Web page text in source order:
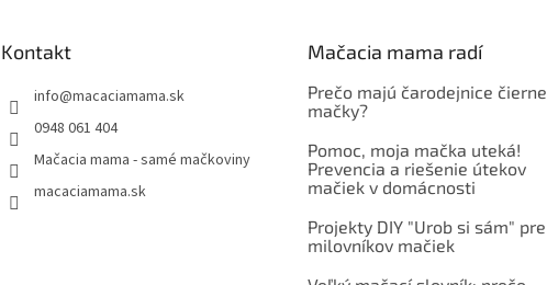
Kontakt
info@macaciamama.sk
0948 061 404
Mačacia mama - samé mačkoviny
macaciamama.sk
Mačacia mama radí
Prečo majú čarodejnice čierne
mačky?
Pomoc, moja mačka uteká!
Prevencia a riešenie útekov
mačiek v domácnosti
Projekty DIY "Urob si sám" pre
milovníkov mačiek